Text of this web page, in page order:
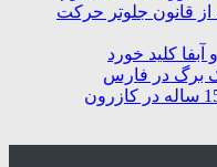
از قانون جلوتر حرکت
کلید خورد
برگ در فارس